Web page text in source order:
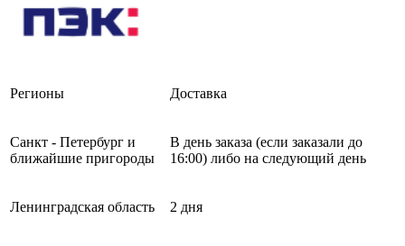
Регионы Доставка
Санкт - Петербург и
ближайшие пригороды
В день заказа (если заказали до
16:00) либо на следующий день
Ленинградская область 2 дня